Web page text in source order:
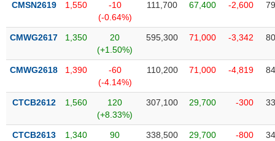
CMSN2619 1,550
-10
(-0.64%)
111,700 67,400 -2,600
CMWG2617 1,350
20
(+1.50%)
595,300 71,000 -3,342
CMWG2618 1,390
-60
(-4.14%)
110,200 71,000 -4,819
CTCB2612 1,560
120
(+8.33%)
307,100 29,700 -300
CTCB2613 1,340
90
338,500 29,700 -800
TIỆN
ÍCH
BẤT
SẢN